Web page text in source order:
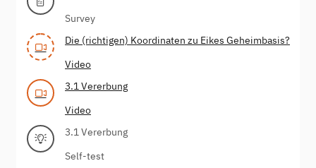
Survey
Die (richtigen) Koordinaten zu Eikes Geheimbasis?
Video
3.1 Vererbung
Video
3.1 Vererbung
Self-test